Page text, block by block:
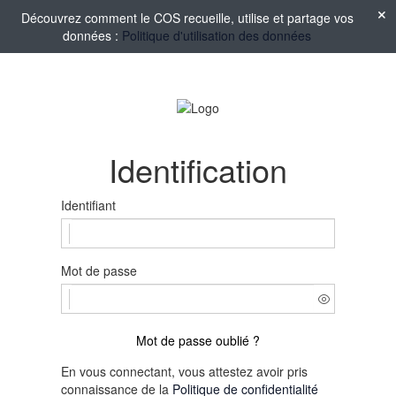
Découvrez comment le COS recueille, utilise et partage vos
données : Politique d'utilisation des données
Identification
Identifiant
Mot de passe
Mot de passe oublié ?
En vous connectant, vous attestez avoir pris
connaissance de la Politique de confidentialité